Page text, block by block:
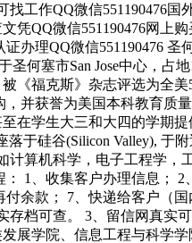
工作QQ微信551190476
凭QQ微信551190476网上
理QQ微信551190476 圣
何塞市San Jose中心，占
《福克斯》杂志评选为全
并获誉为美国本科教育质
在学生大三和大四的学期
于硅谷(Silicon Valley), 于
算机科学，电子工程学
1、收集客户办理信息；
余款； 7、快递给客户（
档可查。 3、留信网真实
展学院、信息工程与科学